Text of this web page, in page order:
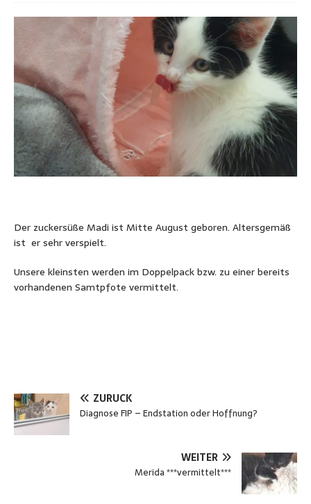
Der zuckersüße Madi ist Mitte August geboren. Altersgemäß
ist er sehr verspielt.
Unsere kleinsten werden im Doppelpack bzw. zu einer bereits
vorhandenen Samtpfote vermittelt.
ZURÜCK
Diagnose FIP – Endstation oder Hoffnung?
WEITER
Merida ***vermittelt***